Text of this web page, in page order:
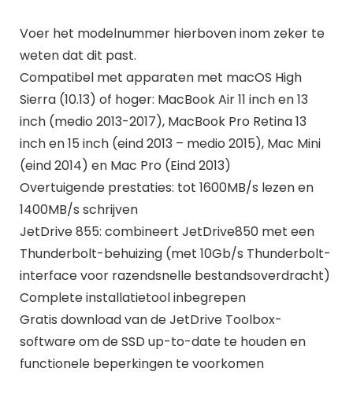
Voer het modelnummer hierboven inom zeker te
weten dat dit past.
Compatibel met apparaten met macOS High
Sierra (10.13) of hoger: MacBook Air 11 inch en 13
inch (medio 2013-2017), MacBook Pro Retina 13
inch en 15 inch (eind 2013 – medio 2015), Mac Mini
(eind 2014) en Mac Pro (Eind 2013)
Overtuigende prestaties: tot 1600MB/s lezen en
1400MB/s schrijven
JetDrive 855: combineert JetDrive850 met een
Thunderbolt-behuizing (met 10Gb/s Thunderbolt-
interface voor razendsnelle bestandsoverdracht)
Complete installatietool inbegrepen
Gratis download van de JetDrive Toolbox-
software om de SSD up-to-date te houden en
functionele beperkingen te voorkomen